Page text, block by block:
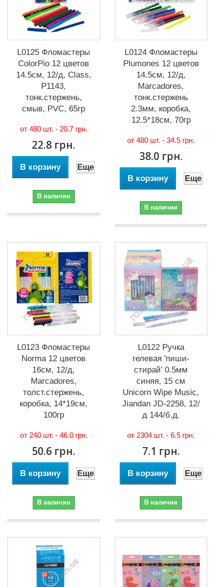
L0125 Фломастеры
ColorPio 12 цветов
14.5см, 12/д, Class,
P1143,
тонк.стержень,
смыв, PVC, 65гр
от 480 шт. - 20.7 грн.
22.8 грн.
В корзину Еще
В наличии
L0124 Фломастеры
Plumones 12 цветов
14.5см, 12/д,
Marcadores,
тонк.стержень
2.3мм, коробка,
12.5*18см, 70гр
от 480 шт. -34.5 грн.
38.0 грн.
В корзину Еще
В наличии
L0123 Фломастеры
Norma 12 цветов
16см, 12/д,
Marcadores,
толст.стержень,
коробка, 14*19см,
100гр
от 240 шт. - 46.0 грн.
50.6 грн.
В корзину Еще
В наличии
L0122 Ручка
гелевая 'пиши-
стирай' 0.5мм
синяя, 15 см
Unicorn Wipe Music,
Jiandan JD-2258, 12/
д 144/б.д.
от 2304 шт. -6.5 грн.
7.1 грн.
В корзину Еще
В наличии